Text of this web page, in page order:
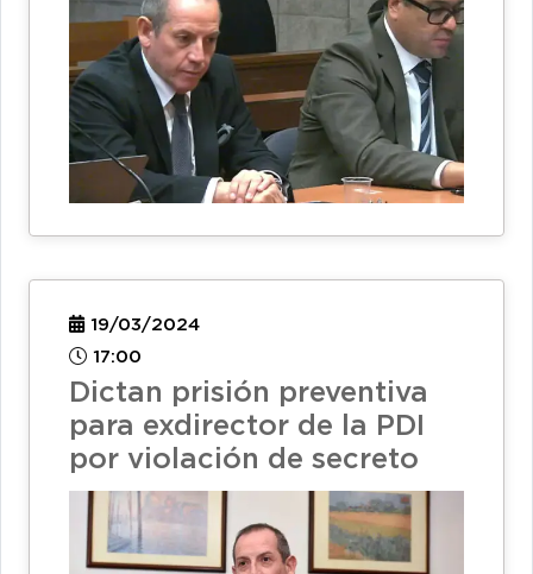
19/03/2024
17:00
Dictan prisión preventiva
para exdirector de la PDI
por violación de secreto